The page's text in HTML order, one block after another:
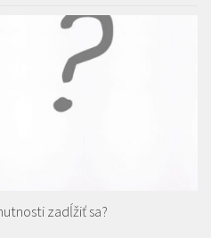
zadĺžiť sa?